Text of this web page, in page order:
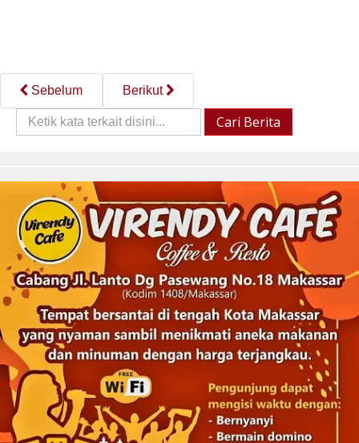
Sebelum
Berikut
Cari
Berita::
Cari Berita